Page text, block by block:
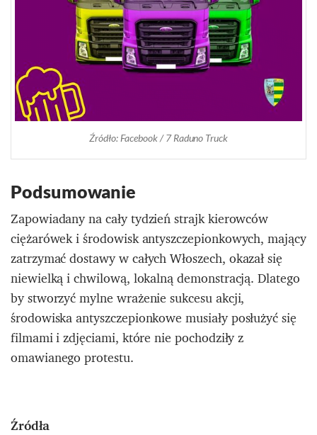
Źródło: Facebook / 7 Raduno Truck
Podsumowanie
Zapowiadany na cały tydzień strajk kierowców
ciężarówek i środowisk antyszczepionkowych, mający
zatrzymać dostawy w całych Włoszech, okazał się
niewielką i chwilową, lokalną demonstracją. Dlatego
by stworzyć mylne wrażenie sukcesu akcji,
środowiska antyszczepionkowe musiały posłużyć się
filmami i zdjęciami, które nie pochodziły z
omawianego protestu.
Źródła